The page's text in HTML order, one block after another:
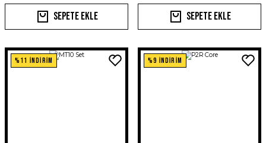
Sepete Ekle Sepete Ekle
%11 İNDİRİM %9 İNDİRİM